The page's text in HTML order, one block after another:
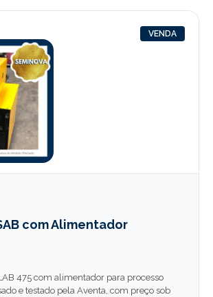
VENDA
com Alimentador
475 com alimentador para processo
e testado pela Aventa, com preço sob